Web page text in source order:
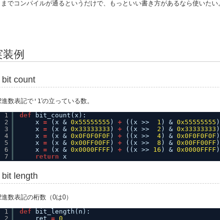
でコンパイルが通るというだけで、もっといい書き方があるなら使いたい
例
bit count
進数表記で'1 'の立っている数。
1
2
3
4
5
6
7
def
bit_count(x):
x = (x & 0x55555555 ) + ((x >> 1 ) & 0x55555555 )
x = (x & 0x33333333 ) + ((x >> 2 ) & 0x33333333 )
x = (x & 0x0F0F0F0F ) + ((x >> 4) & 0x0F0F0F0F )
x = (x & 0x00FF00FF ) + ((x >> 8 ) & 0x00FF00FF )
x = (x & 0x0000FFFF ) + ((x >> 16 ) & 0x0000FFFF )
return
x
bit length
進数表記の桁数（0は0）
1
2
def
bit_length(n):
ret = 0